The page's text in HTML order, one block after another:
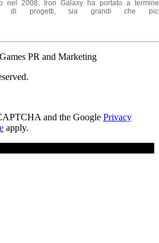
nel 2008, Iron Galaxy ha portato a
di progetti, sia grandi che
PR and Marketing
and the Google Privacy
apply.